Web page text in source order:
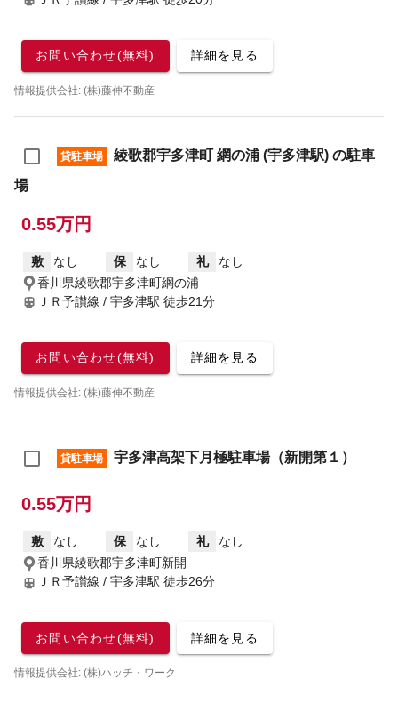
お問い合わせ(無料) 詳細を見る
情報提供会社: (株)藤伸不動産
貸駐車場
綾歌郡宇多津町 網の浦 (宇多津駅) の駐車
場
0.55万円
敷 なし 保 なし 礼
なし
香川県綾歌郡宇多津町網の浦
ＪＲ予讃線 / 宇多津駅 徒歩21分
お問い合わせ(無料) 詳細を見る
情報提供会社: (株)藤伸不動産
貸駐車場 宇多津高架下月極駐車場（新開第１）
0.55万円
敷 なし 保 なし 礼
なし
香川県綾歌郡宇多津町新開
ＪＲ予讃線 / 宇多津駅 徒歩26分
お問い合わせ(無料) 詳細を見る
情報提供会社: (株)ハッチ・ワーク